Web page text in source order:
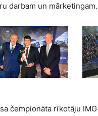
darbam un mārketingam.
čempionāta rīkotāju